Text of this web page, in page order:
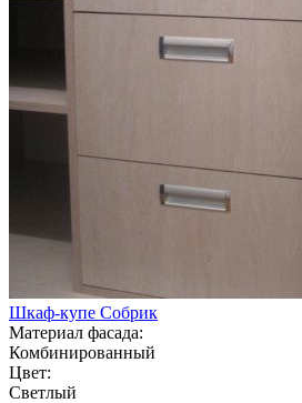
Шкаф-купе Собрик
Материал фасада:
Комбинированный
Цвет:
Светлый